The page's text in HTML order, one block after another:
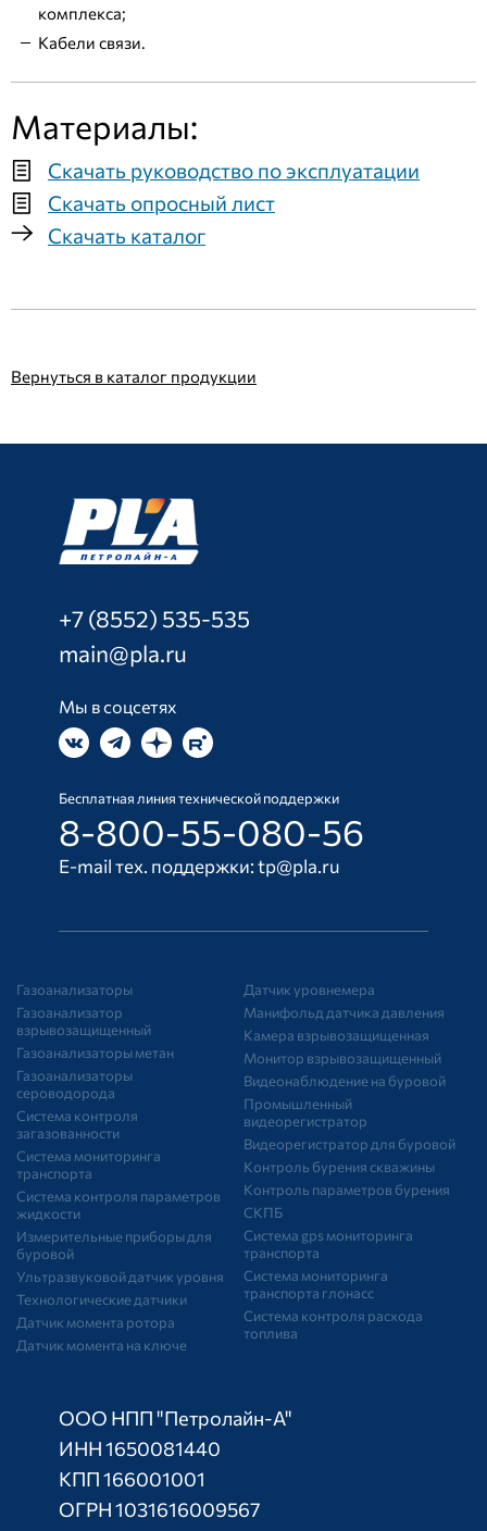
комплекса;
Кабели связи.
Материалы:
Скачать руководство по эксплуатации
Скачать опросный лист
Скачать каталог
Вернуться в каталог продукции
+7 (8552) 535-535
main@pla.ru
Мы в соцсетях
Бесплатная линия технической поддержки
8-800-55-080-56
E-mail тех. поддержки:tp@pla.ru
Газоанализаторы
Газоанализатор
взрывозащищенный
Газоанализаторы метан
Газоанализаторы
сероводорода
Система контроля
загазованности
Система мониторинга
транспорта
Система контроля параметров
жидкости
Измерительные приборы для
буровой
Ультразвуковой датчик уровня
Технологические датчики
Датчик момента ротора
Датчик момента на ключе
Датчик уровнемера
Манифольд датчика давления
Камера взрывозащищенная
Монитор взрывозащищенный
Видеонаблюдение на буровой
Промышленный
видеорегистратор
Видеорегистратор для буровой
Контроль бурения скважины
Контроль параметров бурения
СКПБ
Система gps мониторинга
транспорта
Система мониторинга
транспорта глонасс
Система контроля расхода
топлива
ООО НПП "Петролайн-А"
ИНН 1650081440
КПП 166001001
ОГРН 1031616009567